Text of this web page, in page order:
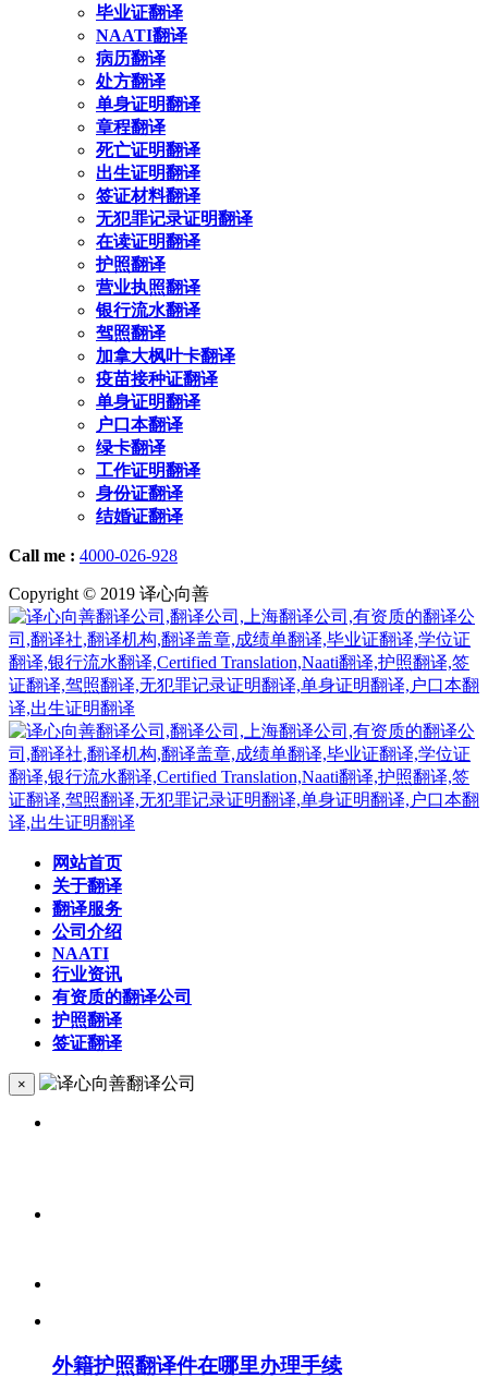
毕业证翻译
NAATI翻译
病历翻译
处方翻译
单身证明翻译
章程翻译
死亡证明翻译
出生证明翻译
签证材料翻译
无犯罪记录证明翻译
在读证明翻译
护照翻译
营业执照翻译
银行流水翻译
驾照翻译
加拿大枫叶卡翻译
疫苗接种证翻译
单身证明翻译
户口本翻译
绿卡翻译
工作证明翻译
身份证翻译
结婚证翻译
Call me : 4000-026-928
Copyright © 2019 译心向善
网站首页
关于翻译
翻译服务
公司介绍
NAATI
行业资讯
有资质的翻译公司
护照翻译
签证翻译
×
外籍护照翻译件在哪里办理手续